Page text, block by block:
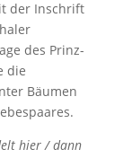
der Inschrift
des Prinz-
die
Bäumen
hier / dann